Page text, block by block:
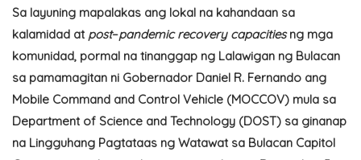
Sa layuning mapalakas ang lokal na kahandaan sa
kalamidad at post–pandemic recovery capacitiesng mga
komunidad, pormal na tinanggap ng Lalawigan ng Bulacan
sa pamamagitan ni Gobernador Daniel R. Fernando ang
Mobile Command and Control Vehicle (MOCCOV) mula sa
Department of Science and Technology (DOST) sa ginanap
na Lingguhang Pagtataas ng Watawat sa Bulacan Capitol